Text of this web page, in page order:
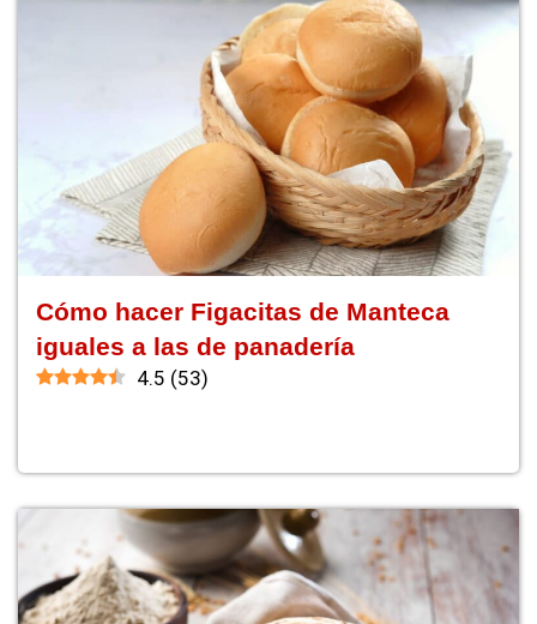
Cómo hacer Figacitas de Manteca
iguales a las de panadería
4.5 (53)